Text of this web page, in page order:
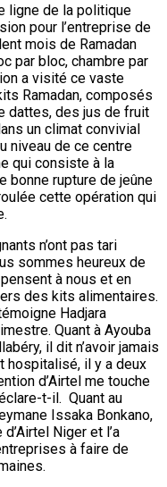
ligne de la politique
pour l’entreprise de
mois de Ramadan
par bloc, chambre par
a visité ce vaste
Ramadan, composés
dattes, des jus de fruit
un climat convivial
niveau de ce centre
qui consiste à la
bonne rupture de jeûne
cette opération qui
n’ont pas tari
sommes heureux de
à nous et en
des kits alimentaires.
Hadjara
Quant à Ayouba
il dit n’avoir jamais
hospitalisé, il y a deux
d’Airtel me touche
t-il. Quant au
Issaka Bonkano,
Niger et l’a
à faire de